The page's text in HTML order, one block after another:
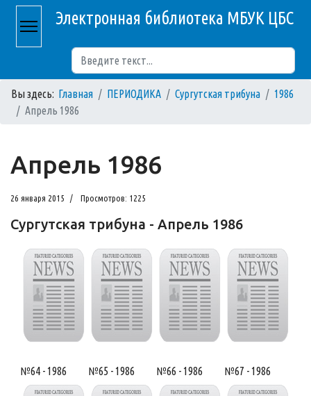
Электронная библиотека МБУК ЦБС
Вы здесь: Главная ПЕРИОДИКА Сургутская трибуна
1986
Апрель 1986
Апрель 1986
26 января 2015 Просмотров: 1225
Сургутская трибуна - Апрель 1986
№64 - 1986 №65 - 1986 №66 - 1986 №67 - 1986